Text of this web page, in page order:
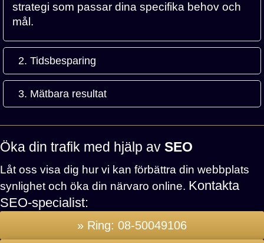
strategi som passar dina specifika behov och
mål.
2. Tidsbesparing
3. Mätbara resultat
Öka din trafik med hjälp av SEO
Låt oss visa dig hur vi kan förbättra din webbplats
synlighet och öka din närvaro online. Kontakta
SEO-specialist:
» Ring: 08-50049106